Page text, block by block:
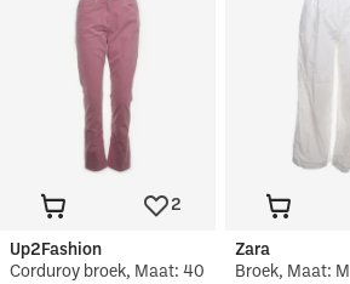
2
Up2Fashion
Corduroy broek, Maat: 40
Zara
Broek, Maat: M